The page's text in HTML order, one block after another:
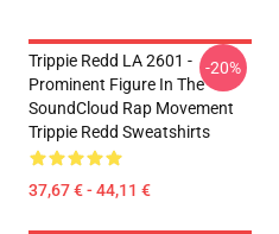
Trippie Redd LA 2601 -
Prominent Figure In The
SoundCloud Rap Movement
Trippie Redd Sweatshirts
37,67 € - 44,11 €
-20%